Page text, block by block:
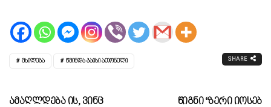
ᲛᲮᲘᲚᲔᲑᲐ ᲬᲛᲘᲜᲓᲐ ᲞᲐᲘᲡᲘ ᲐᲗᲝᲜᲔᲚᲘ SHARE
Ამაღლდება Ის, Ვინც
Წიგნი “ბერი Იოსებ